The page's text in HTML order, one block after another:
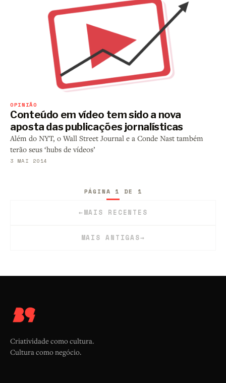
OPINIÃO
Conteúdo em vídeo tem sido a nova
aposta das publicações jornalísticas
Além do NYT, o Wall Street Journal e a Conde Nast também
terão seus ‘hubs de vídeos’
3 MAI 2014
←MAIS RECENTES
PÁGINA 1 DE 1
MAIS ANTIGAS→
Criatividade como cultura.
Cultura como negócio.